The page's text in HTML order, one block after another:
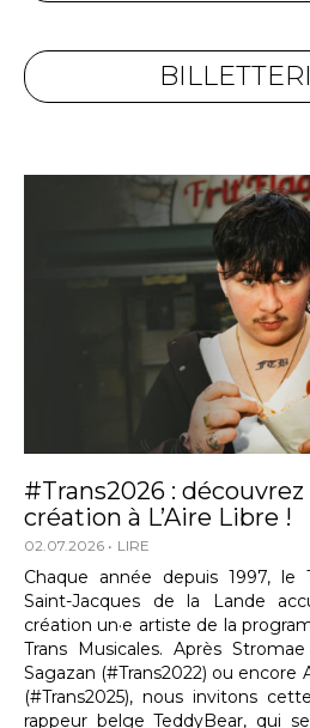
#Trans2026 :
création à L’Aire Libre !
02.07.2026 LIRE
Chaque année depuis 1997, le
Saint-Jacques de la Lande
création un·e artiste de la
Trans Musicales. Après
Sagazan (#Trans2022) ou encore
(#Trans2025), nous invitons
rappeur belge TeddyBear, qui